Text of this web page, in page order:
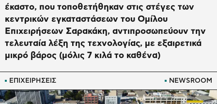
ΕΠΙΧΕΙΡΗΣΕΙΣ NEWSROOM
έκαστο, που τοποθετήθηκαν στις στέγες των
κεντρικών εγκαταστάσεων του Ομίλου
Επιχειρήσεων Σαρακάκη, αντιπροσωπεύουν την
τελευταία λέξη της τεχνολογίας, με εξαιρετικά
μικρό βάρος (μόλις 7 κιλά το καθένα)